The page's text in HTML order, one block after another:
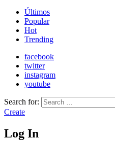
Últimos
Popular
Hot
Trending
facebook
twitter
instagram
youtube
Search for:
Create
Log In